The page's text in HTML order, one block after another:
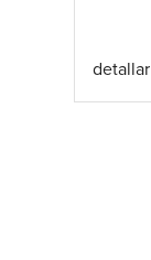
detallar